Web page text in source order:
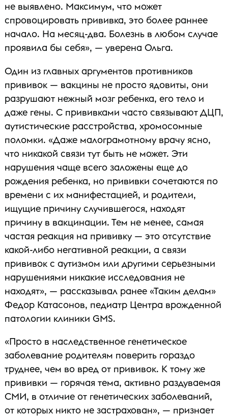
не выявлено. Максимум, что может
спровоцировать прививка, это более раннее
начало. На месяц-два. Болезнь в любом случае
проявила бы себя», — уверена Ольга.
Один из главных аргументов противников
прививок — вакцины не просто ядовиты, они
разрушают нежный мозг ребенка, его тело и
даже гены. С прививками часто связывают ДЦП,
аутистические расстройства, хромосомные
поломки. «Даже малограмотному врачу ясно,
что никакой связи тут быть не может. Эти
нарушения чаще всего заложены еще до
рождения ребенка, но прививки сочетаются по
времени с их манифестацией, и родители,
ищущие причину случившегося, находят
причину в вакцинации. Тем не менее, самая
частая реакция на прививку — это отсутствие
какой-либо негативной реакции, а связи
прививок с аутизмом или другими серьезными
нарушениями никакие исследования не
находят», — рассказывал ранее «Таким делам»
Федор Катасонов, педиатр Центра врожденной
патологии клиники GMS.
«Просто в наследственное генетическое
заболевание родителям поверить гораздо
труднее, чем во вред от прививок. К тому же
прививки — горячая тема, активно раздуваемая
СМИ, в отличие от генетических заболеваний,
от которых никто не застрахован», — признает